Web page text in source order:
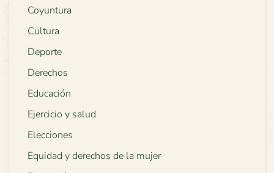
Coyuntura
Cultura
Deporte
Derechos
Educación
Ejercicio y salud
Elecciones
Equidad y derechos de la mujer